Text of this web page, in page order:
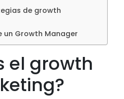
de growth
Growth Manager
el growth